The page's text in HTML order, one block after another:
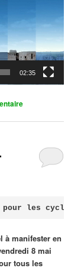
02:35
pour les
à manifester en
8 mai
tous les